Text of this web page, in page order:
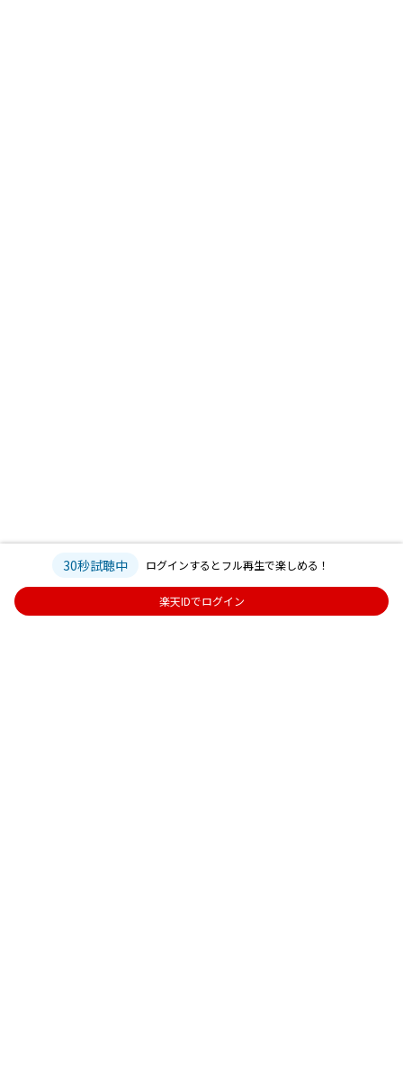
30秒試聴中 ログインするとフル再生で楽しめる！
楽天IDでログイン